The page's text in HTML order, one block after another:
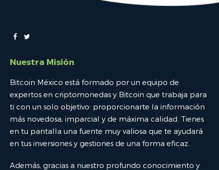
Nuestra Misión
Bitcoin México está formado por un equipo de
expertos en criptomonedas y Bitcoin que trabaja para
ti con un solo objetivo: proporcionarte la información
más novedosa, imparcial y de máxima calidad. Tienes
en tu pantalla una fuente muy valiosa que te ayudará
en tus inversiones y gestiones de una forma eficaz.
Además, gracias a nuestro profundo conocimiento y